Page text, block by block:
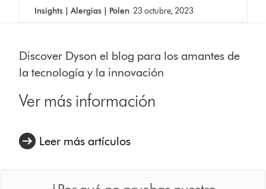
Insights | Alergias | Polen 23 octubre, 2023
Discover Dyson el blog para los amantes de
la tecnología y la innovación
Ver más información
Leer más artículos